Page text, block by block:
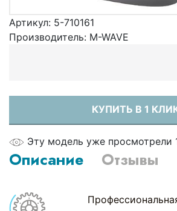
Артикул: 5-710161
Производитель: M-WAVE
КУПИТЬ В 1
Эту модель уже просмотрели
Описание Отзывы